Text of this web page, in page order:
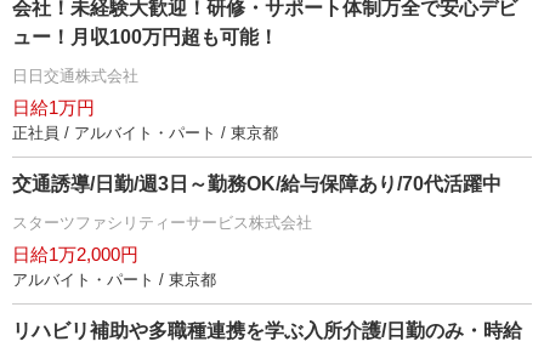
会社！未経験大歓迎！研修・サポート体制万全で安心デビ
ュー！月収100万円超も可能！
日日交通株式会社
日給1万円
正社員 / アルバイト・パート / 東京都
交通誘導/日勤/週3日～勤務OK/給与保障あり/70代活躍中
スターツファシリティーサービス株式会社
日給1万2,000円
アルバイト・パート / 東京都
リハビリ補助や多職種連携を学ぶ入所介護/日勤のみ・時給